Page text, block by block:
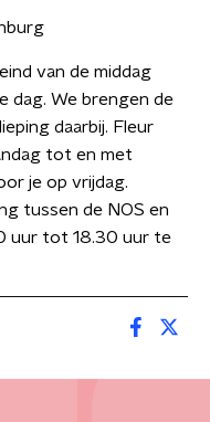
van de middag
dag. We brengen de
daarbij. Fleur
tot en met
je op vrijdag.
tussen de NOS en
uur tot 18.30 uur te